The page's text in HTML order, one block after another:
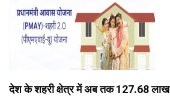
देश के शहरी क्षेत्र में अब तक 127.68 लाख